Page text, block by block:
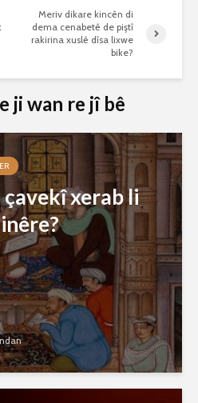
Meriv dikare kincên di
dema cenabetê de piştî
rakirina xuslê dîsa lixwe
bike?
ji wan re jî bê
çavekî xerab li